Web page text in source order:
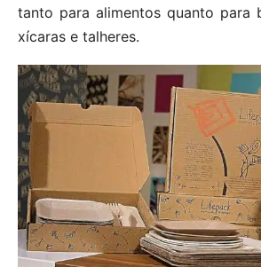
tanto para alimentos quanto para
xícaras e talheres.